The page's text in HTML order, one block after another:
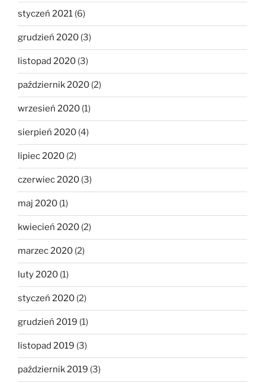
styczeń 2021 (6)
grudzień 2020 (3)
listopad 2020 (3)
październik 2020 (2)
wrzesień 2020 (1)
sierpień 2020 (4)
lipiec 2020 (2)
czerwiec 2020 (3)
maj 2020 (1)
kwiecień 2020 (2)
marzec 2020 (2)
luty 2020 (1)
styczeń 2020 (2)
grudzień 2019 (1)
listopad 2019 (3)
październik 2019 (3)